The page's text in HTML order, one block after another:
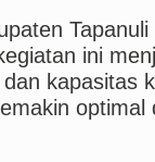
ini
kapasitas